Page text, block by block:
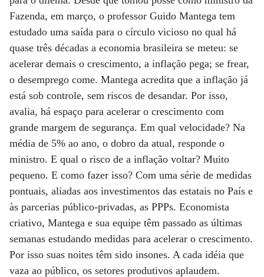
Fazenda, em março, o professor Guido Mantega tem
estudado uma saída para o círculo vicioso no qual há
quase três décadas a economia brasileira se meteu: se
acelerar demais o crescimento, a inflação pega; se frear,
o desemprego come. Mantega acredita que a inflação já
está sob controle, sem riscos de desandar. Por isso,
avalia, há espaço para acelerar o crescimento com
grande margem de segurança. Em qual velocidade? Na
média de 5% ao ano, o dobro da atual, responde o
ministro. E qual o risco de a inflação voltar? Muito
pequeno. E como fazer isso? Com uma série de medidas
pontuais, aliadas aos investimentos das estatais no País e
às parcerias público-privadas, as PPPs. Economista
criativo, Mantega e sua equipe têm passado as últimas
semanas estudando medidas para acelerar o crescimento.
Por isso suas noites têm sido insones. A cada idéia que
vaza ao público, os setores produtivos aplaudem.